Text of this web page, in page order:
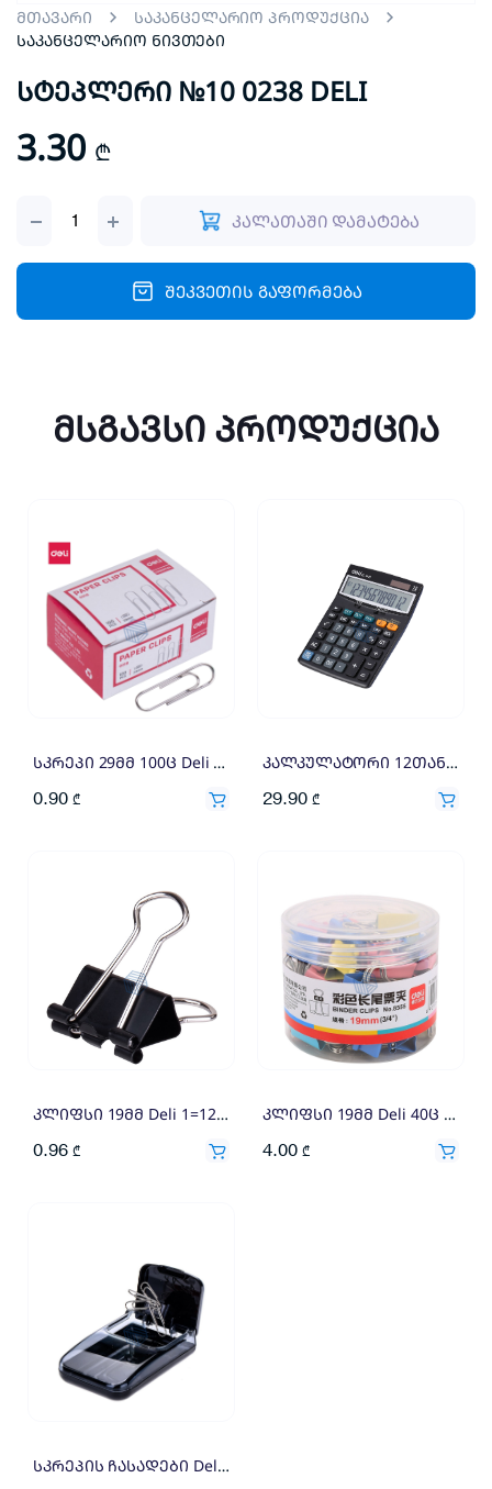
მთავარი
საკანცელარიო პროდუქცია
საკანცელარიო ნივთები
სტეპლერი №10 0238 DELI
3.30 ₾
№10
DELI
კალათაში დამატება
შეკვეთის გაფორმება
მსგავსი პროდუქცია
სკრეპი 29მმ 100ც Deli 4001/28
0.90 ₾
კალკულატორი 12თანრიგიანი DELI 1630
29.90 ₾
კლიფსი 19მმ Deli 1=12×0.08
0.96 ₾
კლიფსი 19მმ Deli 40ც 8555
4.00 ₾
სკრეპის ჩასადები Deli 988